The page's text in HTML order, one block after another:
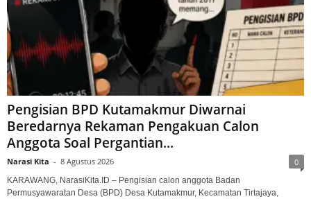
Pengisian BPD Kutamakmur Diwarnai
Beredarnya Rekaman Pengakuan Calon
Anggota Soal Pergantian...
Narasi Kita - 8 Agustus 2026 0
KARAWANG, NarasiKita.ID – Pengisian calon anggota Badan
Permusyawaratan Desa (BPD) Desa Kutamakmur, Kecamatan Tirtajaya,